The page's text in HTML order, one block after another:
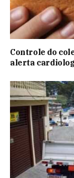
Controle do
alerta